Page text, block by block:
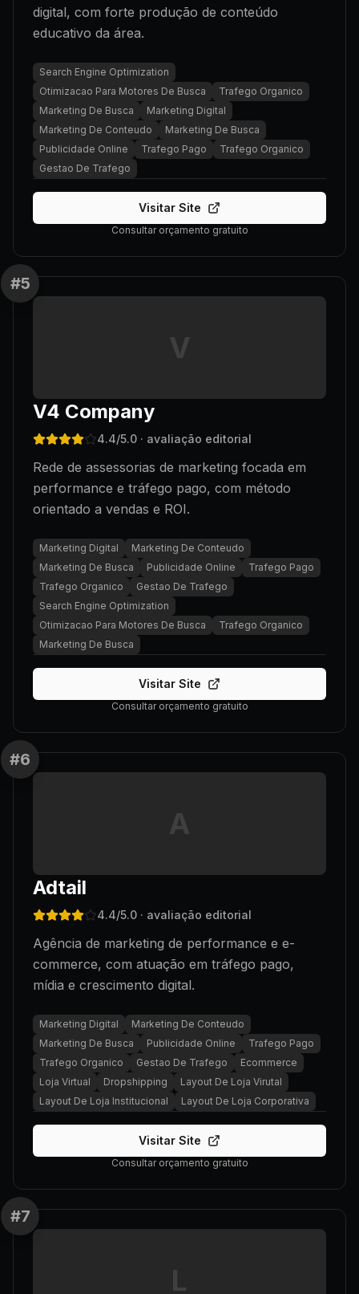
digital, com forte produção de conteúdo
educativo da área.
Search Engine Optimization
Otimizacao Para Motores De Busca
Trafego Organico
Marketing De Busca
Marketing Digital
Marketing De Conteudo
Marketing De Busca
Publicidade Online
Trafego Pago
Trafego Organico
Gestao De Trafego
Visitar Site
Consultar orçamento gratuito
#5
V
V4 Company
4.4/5.0 · avaliação editorial
Rede de assessorias de marketing focada em
performance e tráfego pago, com método
orientado a vendas e ROI.
Marketing Digital
Marketing De Conteudo
Marketing De Busca
Publicidade Online
Trafego Pago
Trafego Organico
Gestao De Trafego
Search Engine Optimization
Otimizacao Para Motores De Busca
Trafego Organico
Marketing De Busca
Visitar Site
Consultar orçamento gratuito
#6
A
Adtail
4.4/5.0 · avaliação editorial
Agência de marketing de performance e e-
commerce, com atuação em tráfego pago,
mídia e crescimento digital.
Marketing Digital
Marketing De Conteudo
Marketing De Busca
Publicidade Online
Trafego Pago
Trafego Organico
Gestao De Trafego
Ecommerce
Loja Virtual
Dropshipping
Layout De Loja Virutal
Layout De Loja Institucional
Layout De Loja Corporativa
Visitar Site
Consultar orçamento gratuito
#7
L